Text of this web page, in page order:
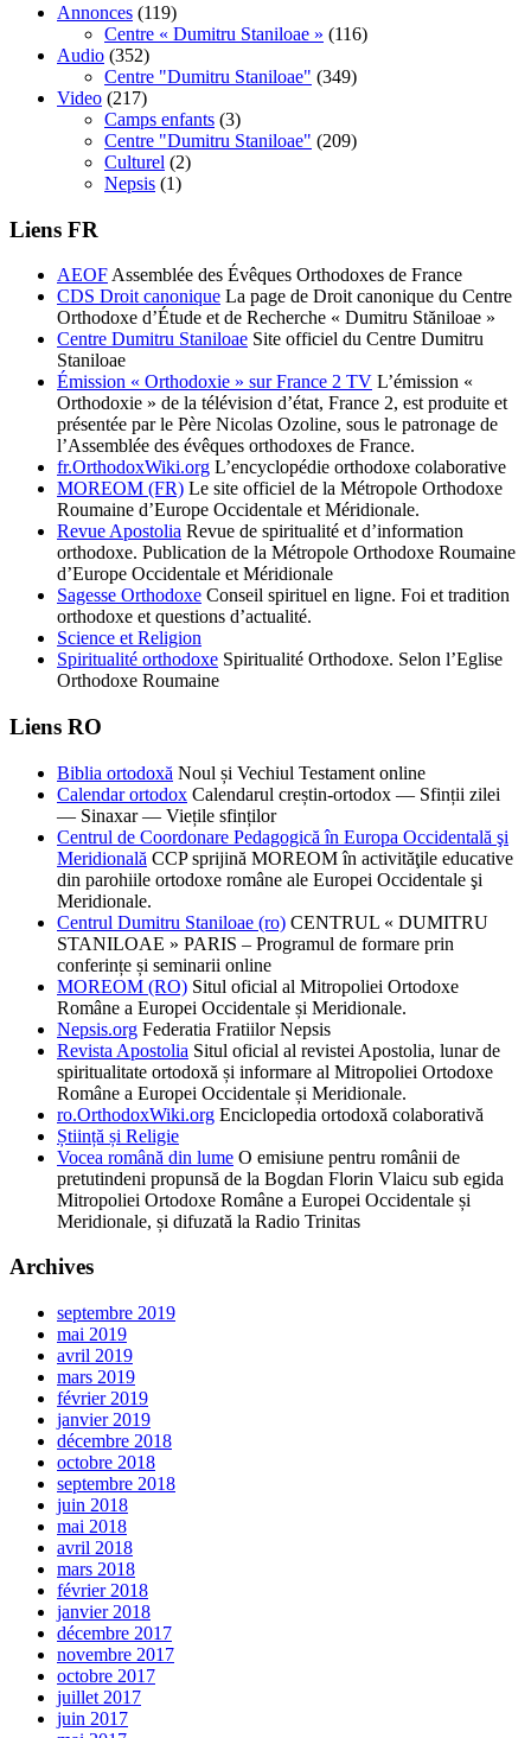
Annonces (119)
Centre « Dumitru Staniloae » (116)
Audio (352)
Centre "Dumitru Staniloae" (349)
Video (217)
Camps enfants (3)
Centre "Dumitru Staniloae" (209)
Culturel (2)
Nepsis (1)
Liens FR
AEOF Assemblée des Évêques Orthodoxes de France
CDS Droit canonique La page de Droit canonique du Centre
Orthodoxe d’Étude et de Recherche « Dumitru Stăniloae »
Centre Dumitru Staniloae Site officiel du Centre Dumitru
Staniloae
Émission « Orthodoxie » sur France 2 TV L’émission «
Orthodoxie » de la télévision d’état, France 2, est produite et
présentée par le Père Nicolas Ozoline, sous le patronage de
l’Assemblée des évêques orthodoxes de France.
fr.OrthodoxWiki.org L’encyclopédie orthodoxe colaborative
MOREOM (FR) Le site officiel de la Métropole Orthodoxe
Roumaine d’Europe Occidentale et Méridionale.
Revue Apostolia Revue de spiritualité et d’information
orthodoxe. Publication de la Métropole Orthodoxe Roumaine
d’Europe Occidentale et Méridionale
Sagesse Orthodoxe Conseil spirituel en ligne. Foi et tradition
orthodoxe et questions d’actualité.
Science et Religion
Spiritualité orthodoxe Spiritualité Orthodoxe. Selon l’Eglise
Orthodoxe Roumaine
Liens RO
Biblia ortodoxă Noul și Vechiul Testament online
Calendar ortodox Calendarul creștin-ortodox — Sfinții zilei
— Sinaxar — Viețile sfinților
Centrul de Coordonare Pedagogică în Europa Occidentală şi
Meridională CCP sprijină MOREOM în activităţile educative
din parohiile ortodoxe române ale Europei Occidentale şi
Meridionale.
Centrul Dumitru Staniloae (ro) CENTRUL « DUMITRU
STANILOAE » PARIS – Programul de formare prin
conferințe și seminarii online
MOREOM (RO) Situl oficial al Mitropoliei Ortodoxe
Române a Europei Occidentale și Meridionale.
Nepsis.org Federatia Fratiilor Nepsis
Revista Apostolia Situl oficial al revistei Apostolia, lunar de
spiritualitate ortodoxă și informare al Mitropoliei Ortodoxe
Române a Europei Occidentale și Meridionale.
ro.OrthodoxWiki.org Enciclopedia ortodoxă colaborativă
Știință și Religie
Vocea română din lume O emisiune pentru românii de
pretutindeni propunsă de la Bogdan Florin Vlaicu sub egida
Mitropoliei Ortodoxe Române a Europei Occidentale și
Meridionale, și difuzată la Radio Trinitas
Archives
septembre 2019
mai 2019
avril 2019
mars 2019
février 2019
janvier 2019
décembre 2018
octobre 2018
septembre 2018
juin 2018
mai 2018
avril 2018
mars 2018
février 2018
janvier 2018
décembre 2017
novembre 2017
octobre 2017
juillet 2017
juin 2017